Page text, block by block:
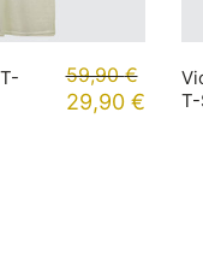
59,90€
29,90 €